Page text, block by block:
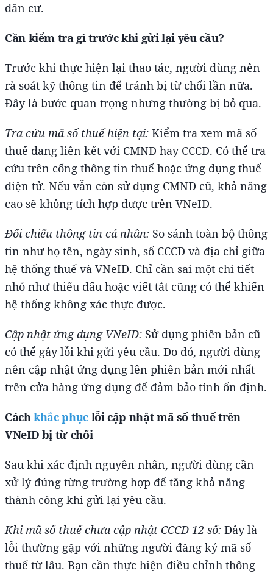
dân cư.
Cần kiểm tra gì trước khi gửi lại yêu cầu?
Trước khi thực hiện lại thao tác, người dùng nên
rà soát kỹ thông tin để tránh bị từ chối lần nữa.
Đây là bước quan trọng nhưng thường bị bỏ qua.
Tra cứu mã số thuế hiện tại: Kiểm tra xem mã số
thuế đang liên kết với CMND hay CCCD. Có thể tra
cứu trên cổng thông tin thuế hoặc ứng dụng thuế
điện tử. Nếu vẫn còn sử dụng CMND cũ, khả năng
cao sẽ không tích hợp được trên VNeID.
Đối chiếu thông tin cá nhân: So sánh toàn bộ thông
tin như họ tên, ngày sinh, số CCCD và địa chỉ giữa
hệ thống thuế và VNeID. Chỉ cần sai một chi tiết
nhỏ như thiếu dấu hoặc viết tắt cũng có thể khiến
hệ thống không xác thực được.
Cập nhật ứng dụng VNeID: Sử dụng phiên bản cũ
có thể gây lỗi khi gửi yêu cầu. Do đó, người dùng
nên cập nhật ứng dụng lên phiên bản mới nhất
trên cửa hàng ứng dụng để đảm bảo tính ổn định.
Cáchkhắc phụclỗi cập nhật mã số thuế trên
VNeID bị từ chối
Sau khi xác định nguyên nhân, người dùng cần
xử lý đúng từng trường hợp để tăng khả năng
thành công khi gửi lại yêu cầu.
Khi mã số thuế chưa cập nhật CCCD 12 số: Đây là
lỗi thường gặp với những người đăng ký mã số
thuế từ lâu. Bạn cần thực hiện điều chỉnh thông